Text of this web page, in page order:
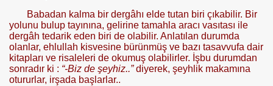
Babadan kalma bir dergâhı elde tutan biri çıkabilir. Bir
yolunu bulup tayınına, gelirine tamahla aracı vasıtası ile
dergâh tedarik eden biri de olabilir. Anlatılan durumda
olanlar, ehlullah kisvesine bürünmüş ve bazı ta­savvufa dair
kitapları ve risaleleri de okumuş olabilirler. İşbu durumdan
sonradır ki : “-Biz de şeyhiz..”diyerek, şeyhlik makamına
otururlar, irşada başlarlar..